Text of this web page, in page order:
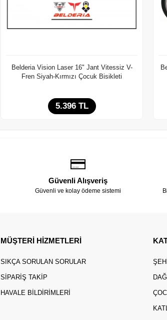
Belderia Vision Laser 16" Jant Vitessiz V-
Fren Siyah-Kırmızı Çocuk Bisikleti
5.396 TL
Adet
Güvenli Alışveriş
Güvenli ve kolay ödeme sistemi
MÜŞTERİ HİZMETLERİ
SIKÇA SORULAN SORULAR
SIPARIŞ TAKIP
HAVALE BILDIRIMLERI